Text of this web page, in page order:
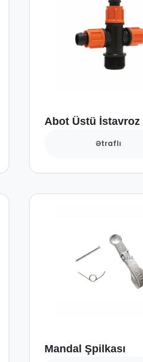
Abot Üstü İstavroz
Ətraflı
Mandal Şpilkası